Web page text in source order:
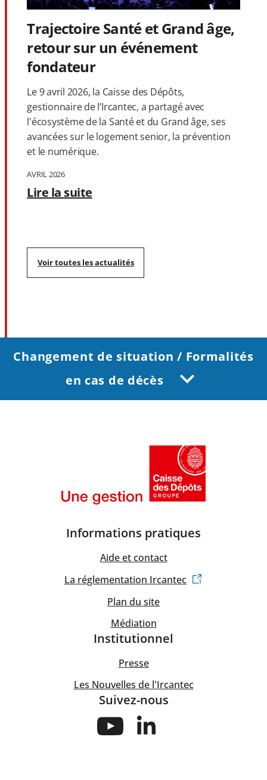
Trajectoire Santé et Grand âge,
retour sur un événement
fondateur
Le 9 avril 2026, la Caisse des Dépôts,
gestionnaire de l’Ircantec, a partagé avec
l'écosystème de la Santé et du Grand âge, ses
avancées sur le logement senior, la prévention
et le numérique.
AVRIL 2026
Lire la suite
Voir toutes les actualités
Changement de situation / Formalités
en cas de décès
Informations pratiques
Aide et contact
La réglementation Ircantec
Plan du site
Médiation
Institutionnel
Presse
Les Nouvelles de l'Ircantec
Suivez-nous
Suivez-
nous